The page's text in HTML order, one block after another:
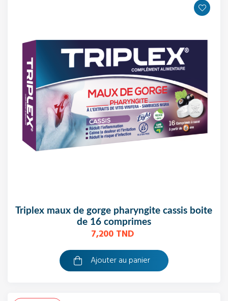
triplex maux de gorge pharyngite cassis boite
de 16 comprimes
7,200 TND
Ajouter au panier